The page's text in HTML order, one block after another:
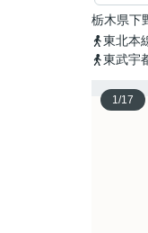
栃木県下
東北本
東武宇
1/17